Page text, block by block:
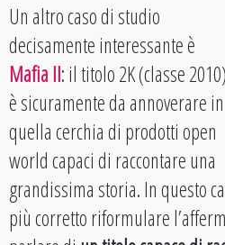
Un altro caso di studio
decisamente interessante è
Mafia II: il titolo 2K (classe 2010)
è sicuramente da annoverare in
quella cerchia di prodotti open
world capaci di raccontare una
grandissima storia. In questo
più corretto riformulare